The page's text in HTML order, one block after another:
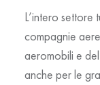
L’intero settore
compagnie
aeromobili e
anche per le